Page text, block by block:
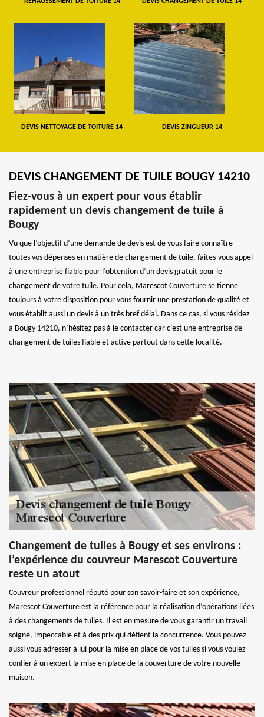
DEVIS NETTOYAGE DE TOITURE 14 DEVIS ZINGUEUR 14
DEVIS CHANGEMENT DE TUILE BOUGY 14210
Fiez-vous à un expert pour vous établir
rapidement un devis changement de tuile à
Bougy
Vu que l’objectif d’une demande de devis est de vous faire connaître
toutes vos dépenses en matière de changement de tuile, faites-vous appel
à une entreprise fiable pour l’obtention d’un devis gratuit pour le
changement de votre tuile. Pour cela, Marescot Couverture se tienne
toujours à votre disposition pour vous fournir une prestation de qualité et
vous établit aussi un devis à un très bref délai. Dans ce cas, si vous résidez
à Bougy 14210, n’hésitez pas à le contacter car c’est une entreprise de
changement de tuiles fiable et active partout dans cette localité.
Changement de tuiles à Bougy et ses environs :
l’expérience du couvreur Marescot Couverture
reste un atout
Couvreur professionnel réputé pour son savoir-faire et son expérience,
Marescot Couverture est la référence pour la réalisation d’opérations liées
à des changements de tuiles. Il est en mesure de vous garantir un travail
soigné, impeccable et à des prix qui défient la concurrence. Vous pouvez
aussi vous adresser à lui pour la mise en place de vos tuiles si vous voulez
confier à un expert la mise en place de la couverture de votre nouvelle
maison.